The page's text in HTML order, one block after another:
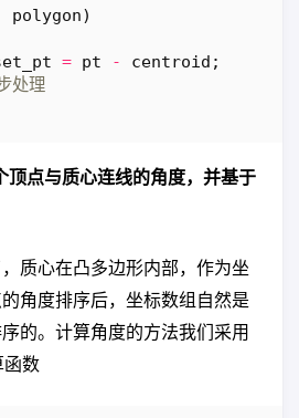
polygon)
= pt - centroid ;
顶点与质心连线的角度，并基于
质心在凸多边形内部，作为坐
角度排序后，坐标数组自然是
的。计算角度的方法我们采用
函数